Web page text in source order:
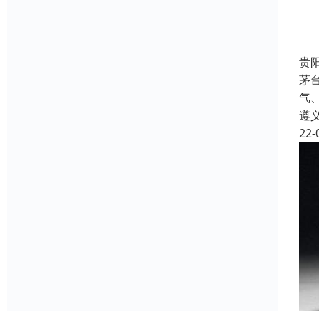
贵
茅
气
遵
22-